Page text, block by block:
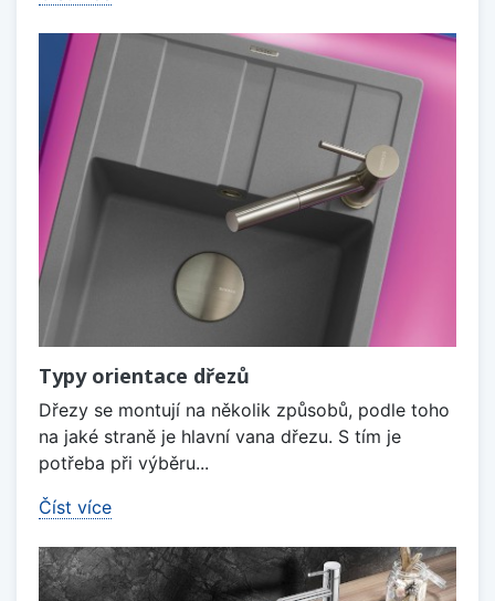
Typy orientace dřezů
Dřezy se montují na několik způsobů, podle toho
na jaké straně je hlavní vana dřezu. S tím je
potřeba při výběru...
Číst více